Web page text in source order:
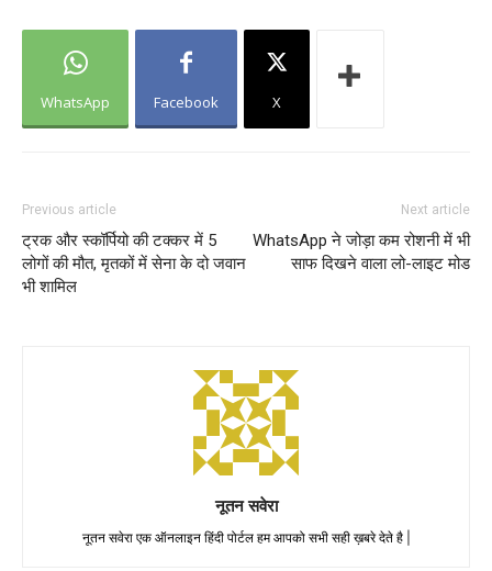
WhatsApp Facebook X
Previous article
ट्रक और स्कॉर्पियो की टक्कर में 5
लोगों की मौत, मृतकों में सेना के दो जवान
भी शामिल
Next article
WhatsApp ने जोड़ा कम रोशनी में भी
साफ दिखने वाला लो-लाइट मोड
नूतन सवेरा
नूतन सवेरा एक ऑनलाइन हिंदी पोर्टल हम आपको सभी सही ख़बरे देते है |